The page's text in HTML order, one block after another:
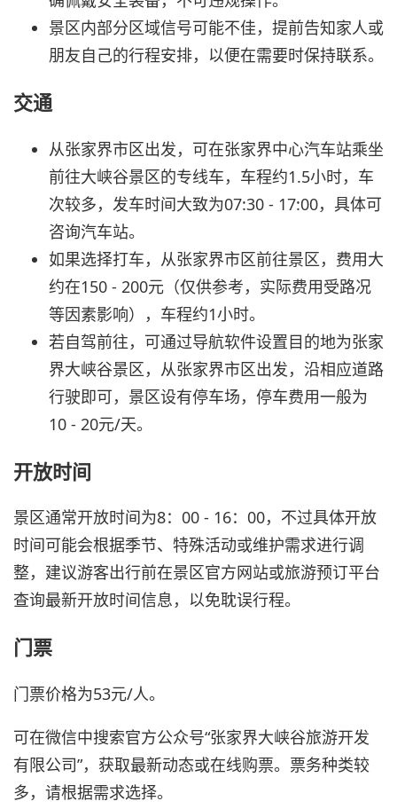
景区内部分区域信号可能不佳，提前告知家人或
朋友自己的行程安排，以便在需要时保持联系。
交通
从张家界市区出发，可在张家界中心汽车站乘坐
前往大峡谷景区的专线车，车程约1.5小时，车
次较多，发车时间大致为07:30 - 17:00，具体可
咨询汽车站。
如果选择打车，从张家界市区前往景区，费用大
约在150 - 200元（仅供参考，实际费用受路况
等因素影响），车程约1小时。
若自驾前往，可通过导航软件设置目的地为张家
界大峡谷景区，从张家界市区出发，沿相应道路
行驶即可，景区设有停车场，停车费用一般为
10 - 20元/天。
开放时间
景区通常开放时间为8：00 - 16：00，不过具体开放
时间可能会根据季节、特殊活动或维护需求进行调
整，建议游客出行前在景区官方网站或旅游预订平台
查询最新开放时间信息，以免耽误行程。
门票
门票价格为53元/人。
可在微信中搜索官方公众号“张家界大峡谷旅游开发
有限公司”，获取最新动态或在线购票。票务种类较
多，请根据需求选择。